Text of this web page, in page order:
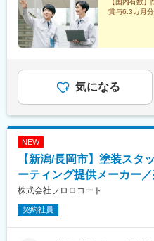
【国内有数
賞与6.3カ月
気になる
NEW
【新潟/長岡市】塗装スタ
ーティング提供メーカー
株式会社フロロコート
契約社員